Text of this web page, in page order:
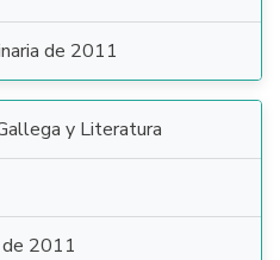
de 2011
y Literatura
de 2011